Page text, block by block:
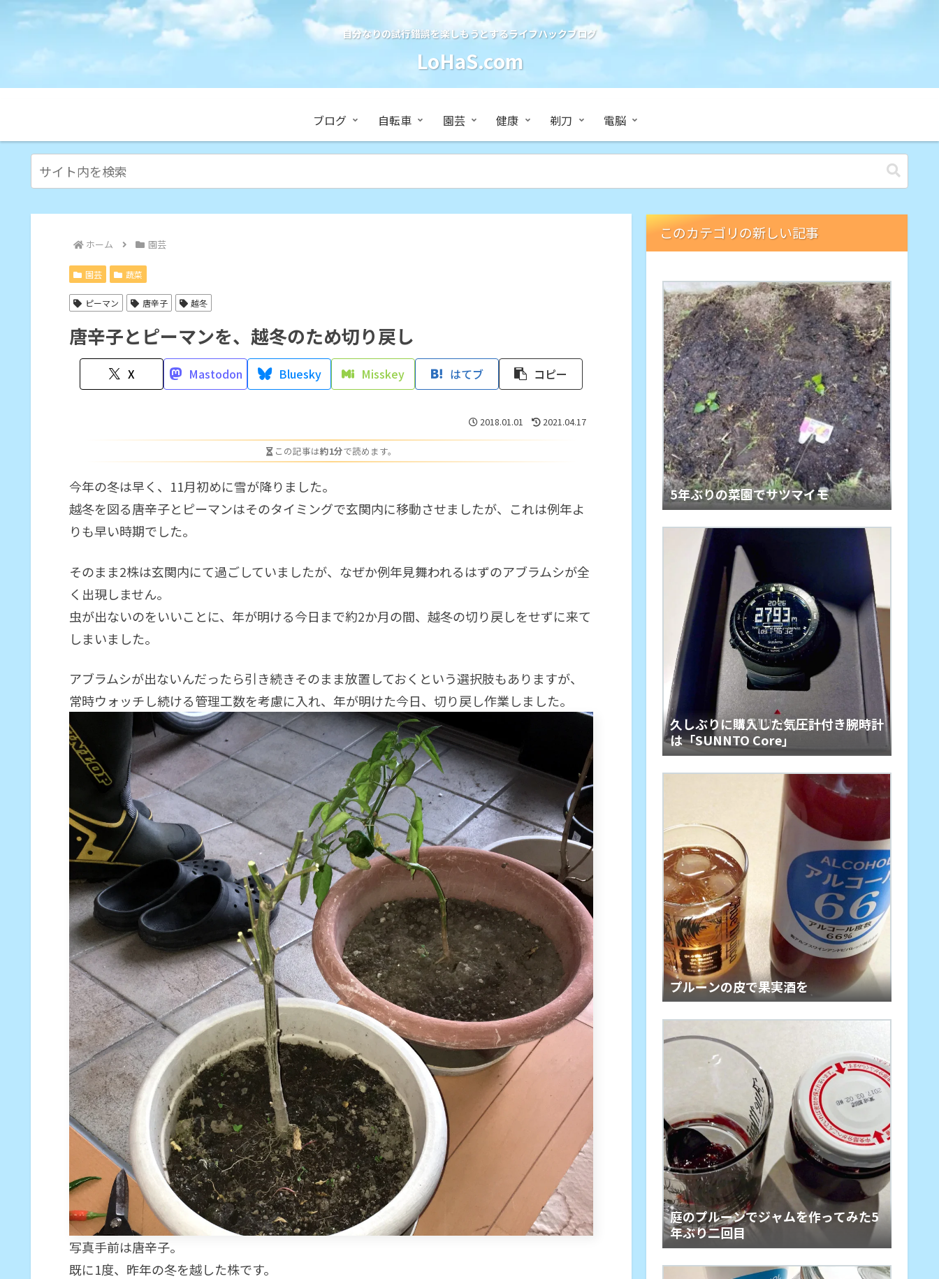
自分なりの試行錯誤を楽しもうとするライフハックブログ
LoHaS.com
ブログ 自転車 園芸 健康 剃刀 電脳
ホーム 園芸
園芸 蔬菜
ピーマン 唐辛子 越冬
唐辛子とピーマンを、越冬のため切り戻し
X Mastodon Bluesky Misskey はてブ コピー
2018.01.01 2021.04.17
この記事は約1分で読めます。
今年の冬は早く、11月初めに雪が降りました。
越冬を図る唐辛子とピーマンはそのタイミングで玄関内に移動させましたが、これは例年よ
りも早い時期でした。
そのまま2株は玄関内にて過ごしていましたが、なぜか例年見舞われるはずのアブラムシが全
く出現しません。
虫が出ないのをいいことに、年が明ける今日まで約2か月の間、越冬の切り戻しをせずに来て
しまいました。
アブラムシが出ないんだったら引き続きそのまま放置しておくという選択肢もありますが、
常時ウォッチし続ける管理工数を考慮に入れ、年が明けた今日、切り戻し作業しました。
写真手前は唐辛子。
既に1度、昨年の冬を越した株です。
このカテゴリの新しい記事
5年ぶりの菜園でサツマイモ
久しぶりに購入した気圧計付き腕時計
は「SUNNTO Core」
プルーンの皮で果実酒を
庭のプルーンでジャムを作ってみた5
年ぶり二回目